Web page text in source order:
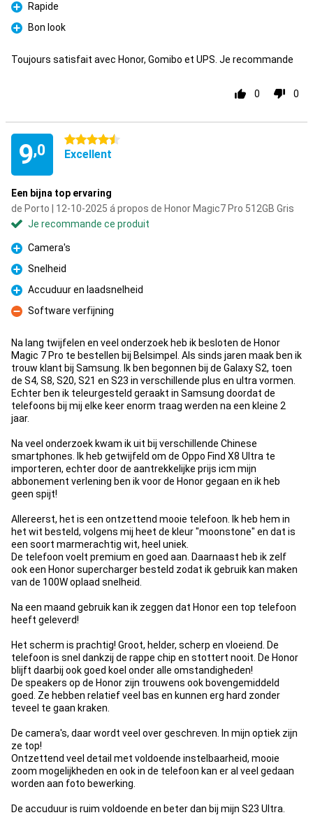
Pour
Rapide
Pour
Bon look
Toujours satisfait avec Honor, Gomibo et UPS. Je recommande
0 0
9,0
4.5 étoiles
Excellent
Een bijna top ervaring
de Porto | 12-10-2025 á propos de Honor Magic7 Pro 512GB Gris
Je recommande ce produit
Pour
Camera's
Pour
Snelheid
Pour
Accuduur en laadsnelheid
Contre
Software verfijning
Na lang twijfelen en veel onderzoek heb ik besloten de Honor
Magic 7 Pro te bestellen bij Belsimpel. Als sinds jaren maak ben ik
trouw klant bij Samsung. Ik ben begonnen bij de Galaxy S2, toen
de S4, S8, S20, S21 en S23 in verschillende plus en ultra vormen.
Echter ben ik teleurgesteld geraakt in Samsung doordat de
telefoons bij mij elke keer enorm traag werden na een kleine 2
jaar.
Na veel onderzoek kwam ik uit bij verschillende Chinese
smartphones. Ik heb getwijfeld om de Oppo Find X8 Ultra te
importeren, echter door de aantrekkelijke prijs icm mijn
abbonement verlening ben ik voor de Honor gegaan en ik heb
geen spijt!
Allereerst, het is een ontzettend mooie telefoon. Ik heb hem in
het wit besteld, volgens mij heet de kleur "moonstone" en dat is
een soort marmerachtig wit, heel uniek.
De telefoon voelt premium en goed aan. Daarnaast heb ik zelf
ook een Honor supercharger besteld zodat ik gebruik kan maken
van de 100W oplaad snelheid.
Na een maand gebruik kan ik zeggen dat Honor een top telefoon
heeft geleverd!
Het scherm is prachtig! Groot, helder, scherp en vloeiend. De
telefoon is snel dankzij de rappe chip en stottert nooit. De Honor
blijft daarbij ook goed koel onder alle omstandigheden!
De speakers op de Honor zijn trouwens ook bovengemiddeld
goed. Ze hebben relatief veel bas en kunnen erg hard zonder
teveel te gaan kraken.
De camera's, daar wordt veel over geschreven. In mijn optiek zijn
ze top!
Ontzettend veel detail met voldoende instelbaarheid, mooie
zoom mogelijkheden en ook in de telefoon kan er al veel gedaan
worden aan foto bewerking.
De accuduur is ruim voldoende en beter dan bij mijn S23 Ultra.